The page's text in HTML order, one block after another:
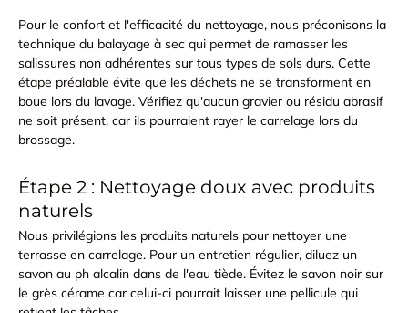
Pour le confort et l'efficacité du nettoyage, nous préconisons la
technique du balayage à sec qui permet de ramasser les
salissures non adhérentes sur tous types de sols durs. Cette
étape préalable évite que les déchets ne se transforment en
boue lors du lavage. Vérifiez qu'aucun gravier ou résidu abrasif
ne soit présent, car ils pourraient rayer le carrelage lors du
brossage.
Étape 2 : Nettoyage doux avec produits
naturels
Nous privilégions les produits naturels pour nettoyer une
terrasse en carrelage. Pour un entretien régulier, diluez un
savon au ph alcalin dans de l'eau tiède. Évitez le savon noir sur
le grès cérame car celui-ci pourrait laisser une pellicule qui